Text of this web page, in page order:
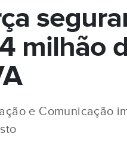
milhão
e Comunicação